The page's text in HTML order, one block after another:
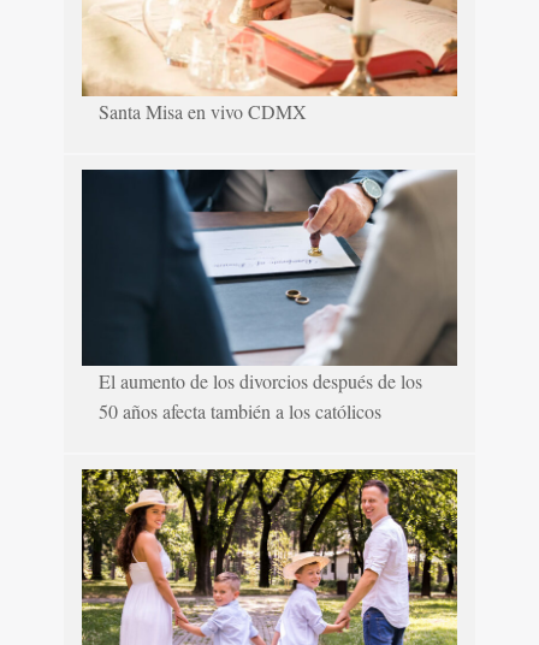
Santa Misa en vivo CDMX
El aumento de los divorcios después de los
50 años afecta también a los católicos